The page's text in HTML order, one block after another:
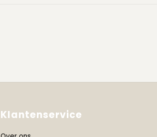
Klantenservice